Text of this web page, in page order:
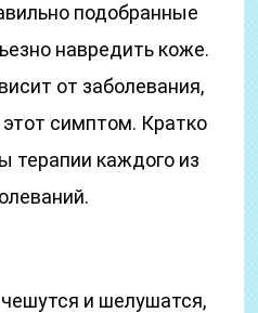
подобранные
навредить коже.
от заболевания,
симптом. Кратко
терапии каждого из
и шелушатся,